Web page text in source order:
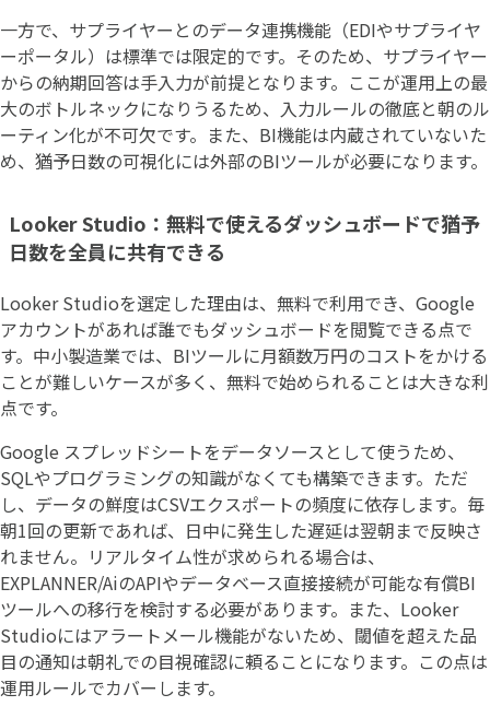
一方で、サプライヤーとのデータ連携機能（EDIやサプライヤ
ーポータル）は標準では限定的です。そのため、サプライヤー
からの納期回答は手入力が前提となります。ここが運用上の最
大のボトルネックになりうるため、入力ルールの徹底と朝のル
ーティン化が不可欠です。また、BI機能は内蔵されていないた
め、猶予日数の可視化には外部のBIツールが必要になります。
Looker Studio：無料で使えるダッシュボードで猶予
日数を全員に共有できる
Looker Studioを選定した理由は、無料で利用でき、Google
アカウントがあれば誰でもダッシュボードを閲覧できる点で
す。中小製造業では、BIツールに月額数万円のコストをかける
ことが難しいケースが多く、無料で始められることは大きな利
点です。
Google スプレッドシートをデータソースとして使うため、
SQLやプログラミングの知識がなくても構築できます。ただ
し、データの鮮度はCSVエクスポートの頻度に依存します。毎
朝1回の更新であれば、日中に発生した遅延は翌朝まで反映さ
れません。リアルタイム性が求められる場合は、
EXPLANNER/AiのAPIやデータベース直接接続が可能な有償BI
ツールへの移行を検討する必要があります。また、Looker
Studioにはアラートメール機能がないため、閾値を超えた品
目の通知は朝礼での目視確認に頼ることになります。この点は
運用ルールでカバーします。